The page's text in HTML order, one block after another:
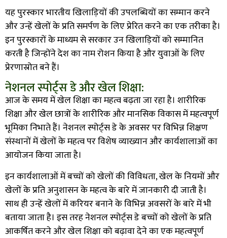
यह पुरस्कार भारतीय खिलाड़ियों की उपलब्धियों का सम्मान करने
और उन्हें खेलों के प्रति समर्पण के लिए प्रेरित करने का एक तरीका है।
इन पुरस्कारों के माध्यम से सरकार उन खिलाड़ियों को सम्मानित
करती है जिन्होंने देश का नाम रोशन किया है और युवाओं के लिए
प्रेरणास्रोत बने हैं।
नेशनल स्पोर्ट्स डे और खेल शिक्षा:
आज के समय में खेल शिक्षा का महत्व बढ़ता जा रहा है। शारीरिक
शिक्षा और खेल छात्रों के शारीरिक और मानसिक विकास में महत्वपूर्ण
भूमिका निभाते हैं। नेशनल स्पोर्ट्स डे के अवसर पर विभिन्न शिक्षण
संस्थानों में खेलों के महत्व पर विशेष व्याख्यान और कार्यशालाओं का
आयोजन किया जाता है।
इन कार्यशालाओं में बच्चों को खेलों की विविधता, खेल के नियमों और
खेलों के प्रति अनुशासन के महत्व के बारे में जानकारी दी जाती है।
साथ ही उन्हें खेलों में करियर बनाने के विभिन्न अवसरों के बारे में भी
बताया जाता है। इस तरह नेशनल स्पोर्ट्स डे बच्चों को खेलों के प्रति
आकर्षित करने और खेल शिक्षा को बढ़ावा देने का एक महत्वपूर्ण